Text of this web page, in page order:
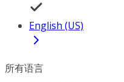
English (US)
所有语言